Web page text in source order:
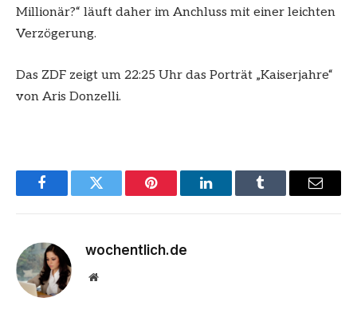
Millionär?“ läuft daher im Anchluss mit einer leichten
Verzögerung.
Das ZDF zeigt um 22:25 Uhr das Porträt „Kaiserjahre“
von Aris Donzelli.
FacebookTwitter Pinterest LinkedInTumblr Email
wochentlich.de
Website